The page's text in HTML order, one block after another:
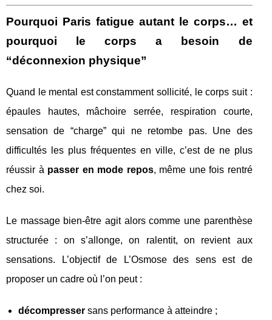
Pourquoi Paris fatigue autant le corps… et
pourquoi le corps a besoin de
“déconnexion physique”
Quand le mental est constamment sollicité, le corps suit :
épaules hautes, mâchoire serrée, respiration courte,
sensation de “charge” qui ne retombe pas. Une des
difficultés les plus fréquentes en ville, c’est de ne plus
réussir à passer en mode repos, même une fois rentré
chez soi.
Le massage bien-être agit alors comme une parenthèse
structurée : on s’allonge, on ralentit, on revient aux
sensations. L’objectif de L’Osmose des sens est de
proposer un cadre où l’on peut :
décompresser sans performance à atteindre ;